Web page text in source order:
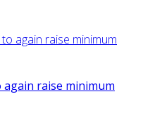
again raise minimum